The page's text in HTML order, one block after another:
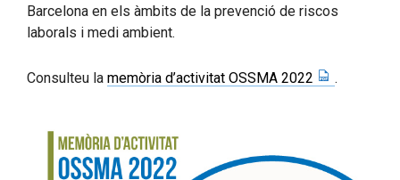
Barcelona en els àmbits de la prevenció de riscos
laborals i medi ambient.
Consulteu la memòria d’activitat OSSMA 2022 .